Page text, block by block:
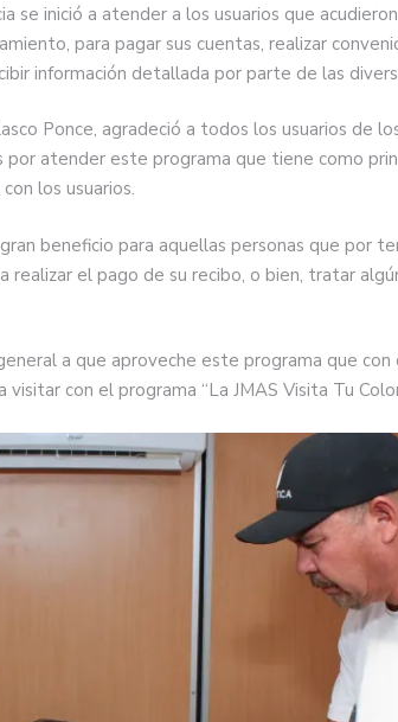
se inició a atender a los usuarios que
para pagar sus cuentas, realizar
información detallada por parte de las
Ponce, agradeció a todos los usuarios de
por atender este programa que tiene como
los usuarios.
beneficio para aquellas personas que por
realizar el pago de su recibo, o bien, tratar
a que aproveche este programa que con
con el programa “La JMAS Visita Tu